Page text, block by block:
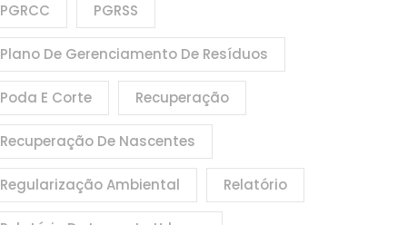
PGRCC PGRSS
Plano De Gerenciamento De Resíduos
Poda E Corte Recuperação
Recuperação De Nascentes
Regularização Ambiental Relatório